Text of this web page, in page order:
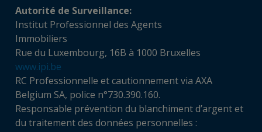
Autorité de Surveillance:
Institut Professionnel des Agents
Immobiliers
Rue du Luxembourg, 16B à 1000 Bruxelles
www.ipi.be
RC Professionnelle et cautionnement via AXA
Belgium SA, police n°730.390.160.
Responsable prévention du blanchiment d’argent et
du traitement des données personnelles :